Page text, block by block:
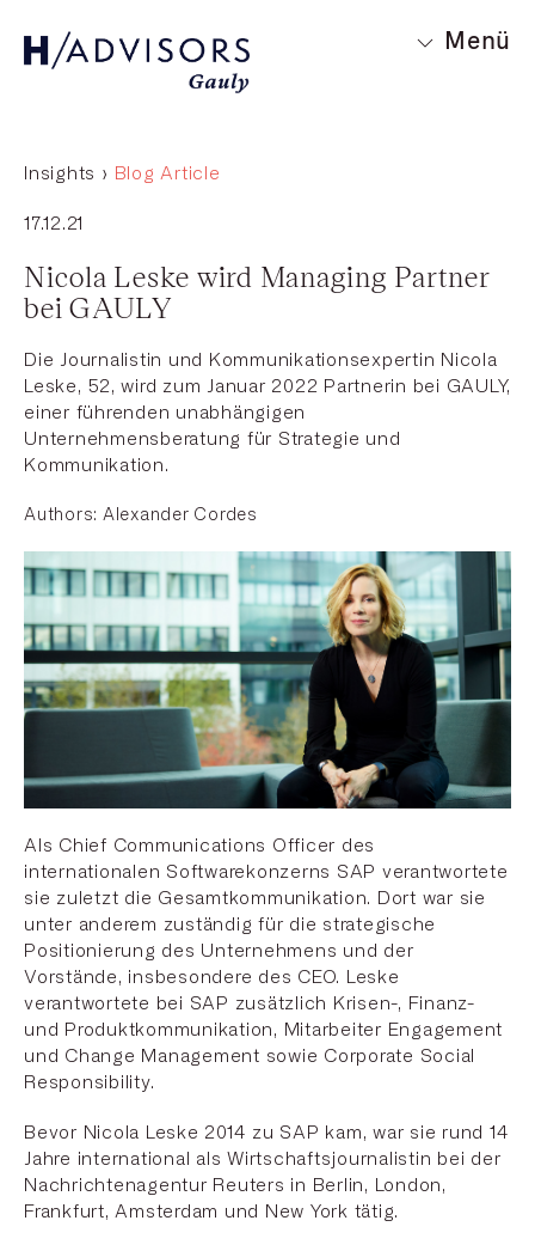
Menü
Insights › Blog Article
17.12.21
Nicola Leske wird Managing Partner
bei GAULY
Die Journalistin und Kommunikationsexpertin Nicola
Leske, 52, wird zum Januar 2022 Partnerin bei GAULY,
einer führenden unabhängigen
Unternehmensberatung für Strategie und
Kommunikation.
Authors: Alexander Cordes
Als Chief Communications Officer des
internationalen Softwarekonzerns SAP verantwortete
sie zuletzt die Gesamtkommunikation. Dort war sie
unter anderem zuständig für die strategische
Positionierung des Unternehmens und der
Vorstände, insbesondere des CEO. Leske
verantwortete bei SAP zusätzlich Krisen-, Finanz-
und Produktkommunikation, Mitarbeiter Engagement
und Change Management sowie Corporate Social
Responsibility.
Bevor Nicola Leske 2014 zu SAP kam, war sie rund 14
Jahre international als Wirtschaftsjournalistin bei der
Nachrichtenagentur Reuters in Berlin, London,
Frankfurt, Amsterdam und New York tätig.